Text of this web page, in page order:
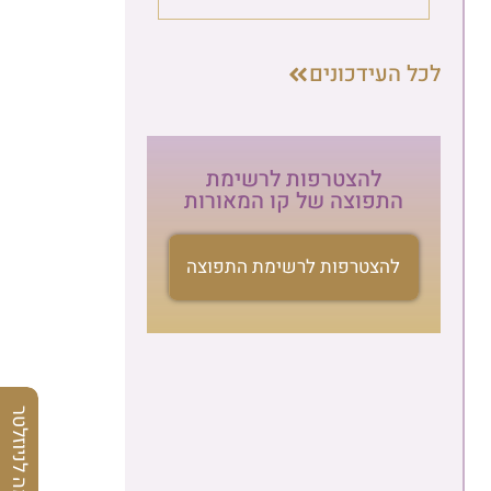
לכל העידכונים
להצטרפות לרשימת
התפוצה של קו המאורות
להצטרפות לרשימת התפוצה